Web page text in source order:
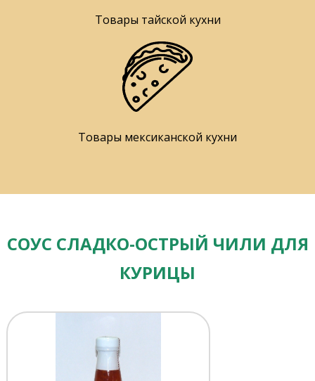
Товары тайской кухни
Товары мексиканской кухни
СОУС СЛАДКО-ОСТРЫЙ ЧИЛИ ДЛЯ
КУРИЦЫ